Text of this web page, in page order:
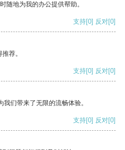
随地为我的办公提供帮助。
支持[0] 反对[0]
荐。
支持[0] 反对[0]
们带来了无限的流畅体验。
支持[0] 反对[0]